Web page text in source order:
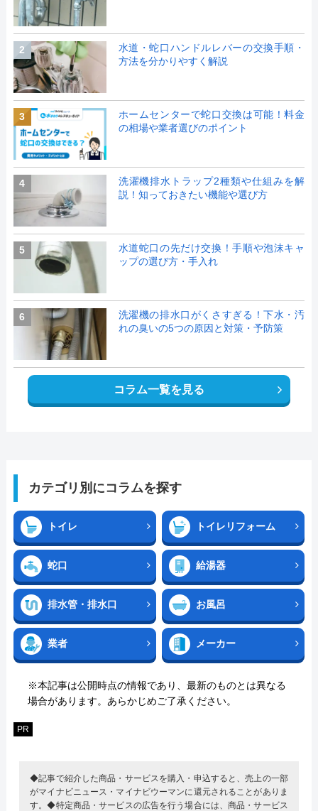
2
水道・蛇口ハンドルレバーの交換手順・
方法を分かりやすく解説
3
ホームセンターで蛇口交換は可能！料金
の相場や業者選びのポイント
4
洗濯機排水トラップ2種類や仕組みを解
説！知っておきたい機能や選び方
5
水道蛇口の先だけ交換！手順や泡沫キャ
ップの選び方・手入れ
6
洗濯機の排水口がくさすぎる！下水・汚
れの臭いの5つの原因と対策・予防策
コラム一覧を見る
カテゴリ別にコラムを探す
トイレ トイレリフォーム
蛇口 給湯器
排水管・排水口 お風呂
業者 メーカー
※本記事は公開時点の情報であり、最新のものとは異なる
場合があります。あらかじめご了承ください。
PR
◆記事で紹介した商品・サービスを購入・申込すると、売上の一部
がマイナビニュース・マイナビウーマンに還元されることがありま
す。◆特定商品・サービスの広告を行う場合には、商品・サービス